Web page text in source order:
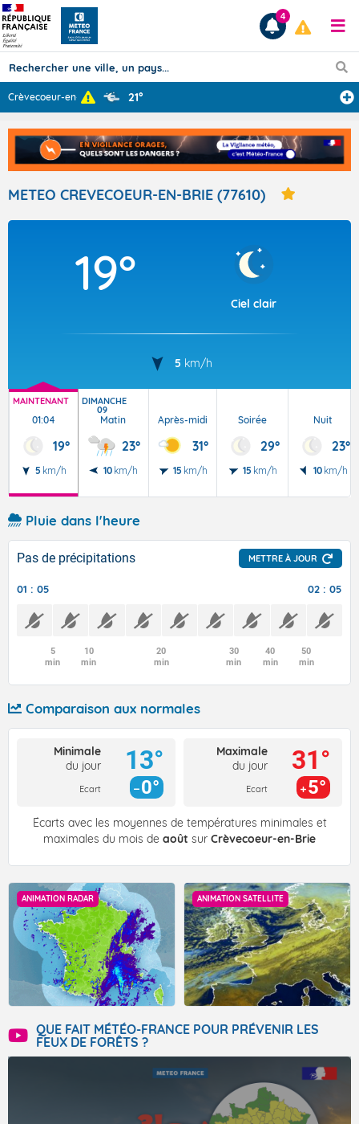
Prévisions
TOUS LES RÉSULTATS
Articles
4
Crèvecoeur-en-B... 21°
METEO CREVECOEUR-EN-BRIE (77610)
19°
Ciel clair
5 km/h
MAINTENANT
01:04
19°
5 km/h
DIMANCHE
09
Matin
23°
10 km/h
Après-midi
31°
15 km/h
Soirée
29°
15 km/h
Nuit
23°
10 km/h
Pluie dans l'heure
Pas de précipitations METTRE À JOUR
01 : 05 02 : 05
5
min
10
min
20
min
30
min
40
min
50
min
Comparaison aux normales
Minimale
du jour
Ecart
13°
0°
Maximale
du jour
Ecart
31°
5°
Écarts avec les moyennes de températures minimales et
maximales du mois de août sur Crèvecoeur-en-Brie
ANIMATION RADAR ANIMATION SATELLITE
QUE FAIT MÉTÉO-FRANCE POUR PRÉVENIR LES
FEUX DE FORÊTS ?